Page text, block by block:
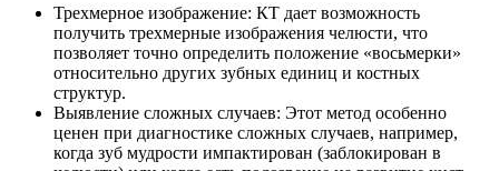
Трехмерное изображение: КТ дает возможность
получить трехмерные изображения челюсти, что
позволяет точно определить положение «восьмерки»
относительно других зубных единиц и костных
структур.
Выявление сложных случаев: Этот метод особенно
ценен при диагностике сложных случаев, например,
когда зуб мудрости импактирован (заблокирован в